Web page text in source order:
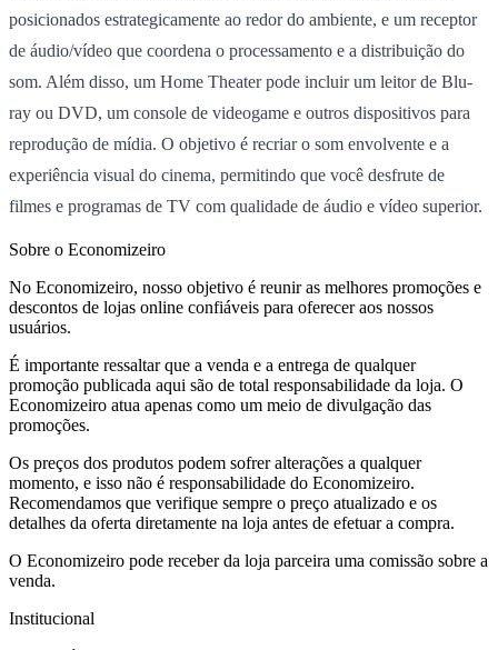
posicionados estrategicamente ao redor do ambiente, e um receptor
de áudio/vídeo que coordena o processamento e a distribuição do
som. Além disso, um Home Theater pode incluir um leitor de Blu-
ray ou DVD, um console de videogame e outros dispositivos para
reprodução de mídia. O objetivo é recriar o som envolvente e a
experiência visual do cinema, permitindo que você desfrute de
filmes e programas de TV com qualidade de áudio e vídeo superior.
Sobre o Economizeiro
No Economizeiro, nosso objetivo é reunir as melhores promoções e
descontos de lojas online confiáveis para oferecer aos nossos
usuários.
É importante ressaltar que a venda e a entrega de qualquer
promoção publicada aqui são de total responsabilidade da loja. O
Economizeiro atua apenas como um meio de divulgação das
promoções.
Os preços dos produtos podem sofrer alterações a qualquer
momento, e isso não é responsabilidade do Economizeiro.
Recomendamos que verifique sempre o preço atualizado e os
detalhes da oferta diretamente na loja antes de efetuar a compra.
O Economizeiro pode receber da loja parceira uma comissão sobre a
venda.
Institucional